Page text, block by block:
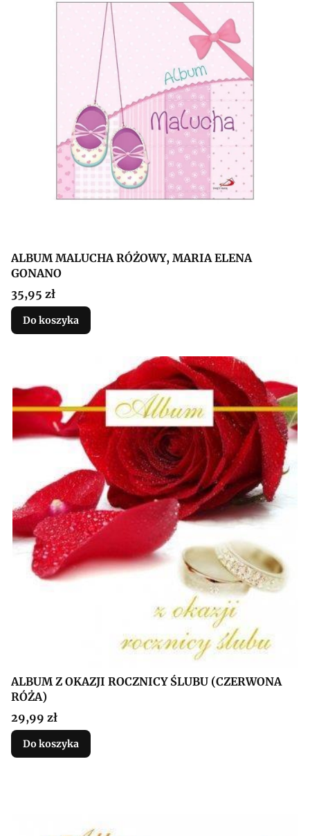
ALBUM MALUCHA RÓŻOWY, MARIA ELENA
GONANO
Cena
35,95 zł
Do koszyka
ALBUM Z OKAZJI ROCZNICY ŚLUBU (CZERWONA
RÓŻA)
Cena
29,99 zł
Do koszyka